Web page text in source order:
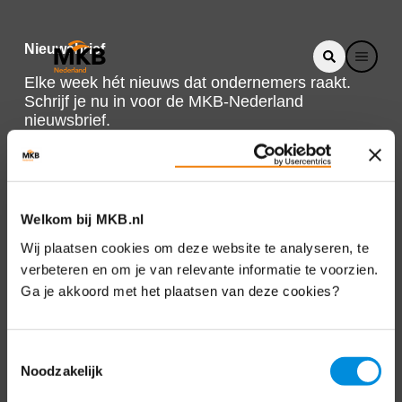
Welkom bij MKB.nl
Wij plaatsen cookies om deze website te analyseren, te
verbeteren en om je van relevante informatie te voorzien.
Ga je akkoord met het plaatsen van deze cookies?
Noodzakelijk
Nieuwsbrief
Elke week hét nieuws dat ondernemers raakt.
Schrijf je nu in voor de MKB-Nederland
nieuwsbrief.
Direct naar
Over ons
Bezuidenhoutseweg 12